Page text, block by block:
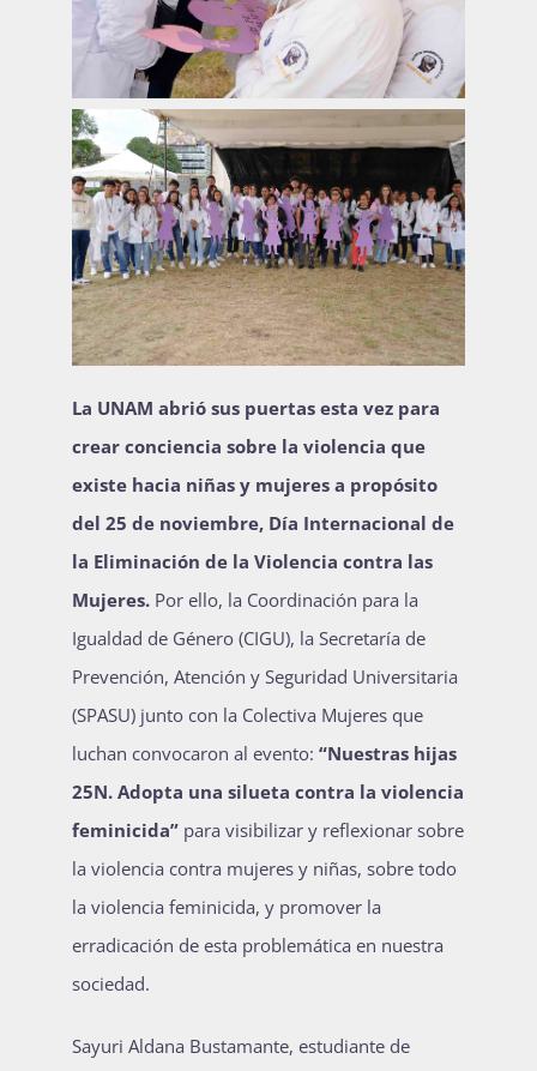
La UNAM abrió sus puertas esta vez para
crear conciencia sobre la violencia que
existe hacia niñas y mujeres a propósito
del 25 de noviembre, Día Internacional de
la Eliminación de la Violencia contra las
Mujeres. Por ello, la Coordinación para la
Igualdad de Género (CIGU), la Secretaría de
Prevención, Atención y Seguridad Universitaria
(SPASU) junto con la Colectiva Mujeres que
luchan convocaron al evento: “Nuestras hijas
25N. Adopta una silueta contra la violencia
feminicida” para visibilizar y reflexionar sobre
la violencia contra mujeres y niñas, sobre todo
la violencia feminicida, y promover la
erradicación de esta problemática en nuestra
sociedad.
Sayuri Aldana Bustamante, estudiante de